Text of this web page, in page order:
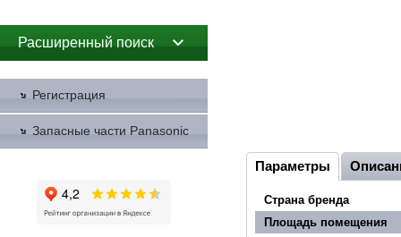
Расширенный поиск
Регистрация
Запасные части Panasonic
Параметры
Страна бренда
Площадь помещения